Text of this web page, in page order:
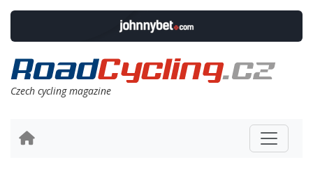
Czech cycling magazine